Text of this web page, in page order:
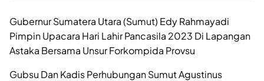
Gubernur Sumatera Utara (Sumut) Edy Rahmayadi
Pimpin Upacara Hari Lahir Pancasila 2023 Di Lapangan
Astaka Bersama Unsur Forkompida Provsu
Gubsu Dan Kadis Perhubungan Sumut Agustinus